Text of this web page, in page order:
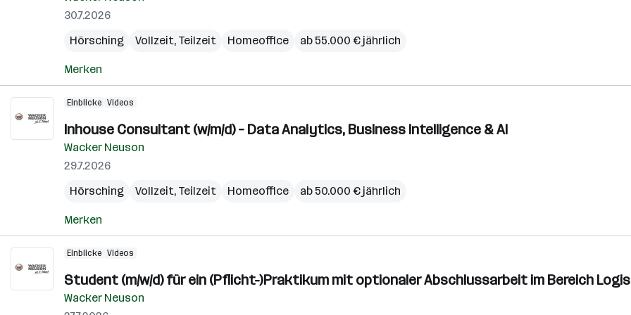
30.7.2026
Hörsching
Vollzeit, Teilzeit Homeoffice ab 55.000 € jährlich
Merken
Einblicke Videos
Inhouse Consultant (w/m/d) – Data Analytics, Business Intelligence & AI
Wacker Neuson
29.7.2026
Hörsching
Vollzeit, Teilzeit Homeoffice ab 50.000 € jährlich
Merken
Einblicke Videos
Student (m/w/d) für ein (Pflicht-)Praktikum mit optionaler Abschlussarbeit im Bereich
Wacker Neuson